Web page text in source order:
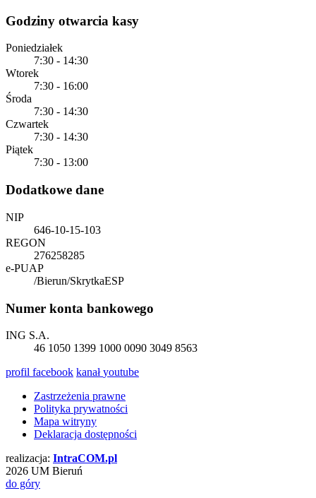
Godziny otwarcia kasy
Poniedziałek
7:30 - 14:30
Wtorek
7:30 - 16:00
Środa
7:30 - 14:30
Czwartek
7:30 - 14:30
Piątek
7:30 - 13:00
Dodatkowe dane
NIP
646-10-15-103
REGON
276258285
e-PUAP
/Bierun/SkrytkaESP
Numer konta bankowego
ING S.A.
46 1050 1399 1000 0090 3049 8563
profil facebook kanałyoutube
Zastrzeżenia prawne
Polityka prywatności
Mapa witryny
Deklaracja dostępności
realizacja: IntraCOM.pl
2026 UM Bieruń
do góry